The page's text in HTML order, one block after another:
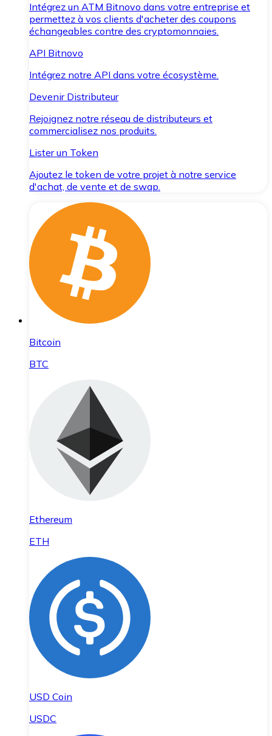
Intégrez un ATM Bitnovo dans votre entreprise et
permettez à vos clients d'acheter des coupons
échangeables contre des cryptomonnaies.
API Bitnovo
Intégrez notre API dans votre écosystème.
Devenir Distributeur
Rejoignez notre réseau de distributeurs et
commercialisez nos produits.
Lister un Token
Ajoutez le token de votre projet à notre service
d'achat, de vente et de swap.
Bitcoin
BTC
Ethereum
ETH
USD Coin
USDC